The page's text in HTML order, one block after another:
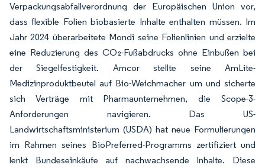
Verpackungsabfallverordnung der Europäischen Union vor,
dass flexible Folien biobasierte Inhalte enthalten müssen. Im
Jahr 2024 überarbeitete Mondi seine Folienlinien und erzielte
eine Reduzierung des CO₂-Fußabdrucks ohne Einbußen bei
der Siegelfestigkeit. Amcor stellte seine AmLite-
Medizinproduktbeutel auf Bio-Weichmacher um und sicherte
sich Verträge mit Pharmaunternehmen, die Scope-3-
Anforderungen navigieren. Das US-
Landwirtschaftsministerium (USDA) hat neue Formulierungen
im Rahmen seines BioPreferred-Programms zertifiziert und
lenkt Bundeseinkäufe auf nachwachsende Inhalte. Diese